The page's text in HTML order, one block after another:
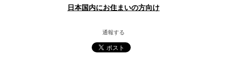
日本国内にお住まいの方向け
通報する